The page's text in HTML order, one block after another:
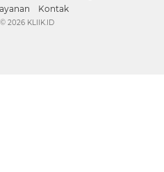
Kontak
2026 KLIIK.ID